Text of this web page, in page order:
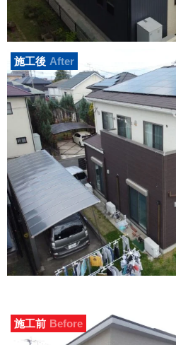
施工後 After
施工前 Before